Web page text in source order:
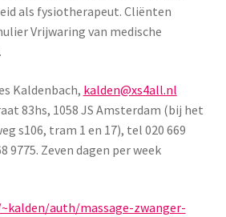
als fysiotherapeut. Cliënten
Vrijwaring van medische
Kaldenbach, kalden@xs4all.nl
83hs, 1058 JS Amsterdam (bij het
s106, tram 1 en 17), tel 020 669
9775. Zeven dagen per week
auth/massage-zwanger-